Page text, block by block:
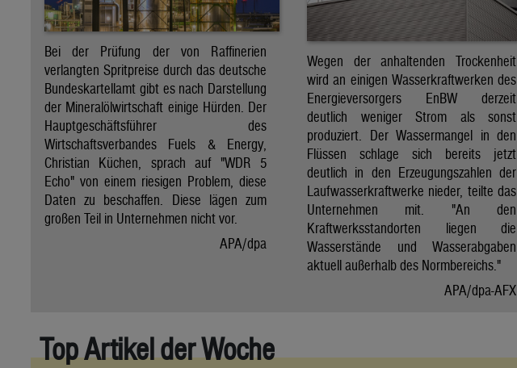
Bei der Prüfung der von Raffinerien
verlangten Spritpreise durch das deutsche
Bundeskartellamt gibt es nach Darstellung
der Mineralölwirtschaft einige Hürden. Der
Hauptgeschäftsführer des
Wirtschaftsverbandes Fuels & Energy,
Christian Küchen, sprach auf "WDR 5
Echo" von einem riesigen Problem, diese
Daten zu beschaffen. Diese lägen zum
großen Teil in Unternehmen nicht vor.
APA/dpa
Wegen der anhaltenden Trockenheit
wird an einigen Wasserkraftwerken des
Energieversorgers EnBW derzeit
deutlich weniger Strom als sonst
produziert. Der Wassermangel in den
Flüssen schlage sich bereits jetzt
deutlich in den Erzeugungszahlen der
Laufwasserkraftwerke nieder, teilte das
Unternehmen mit. "An den
Kraftwerksstandorten liegen die
Wasserstände und Wasserabgaben
aktuell außerhalb des Normbereichs."
APA/dpa-AFX
Top Artikel der Woche